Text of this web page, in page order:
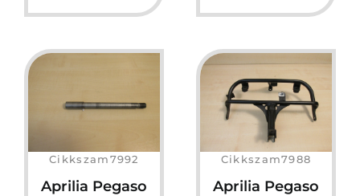
Cikkszam7992
Aprilia Pegaso
Cikkszam7988
Aprilia Pegaso